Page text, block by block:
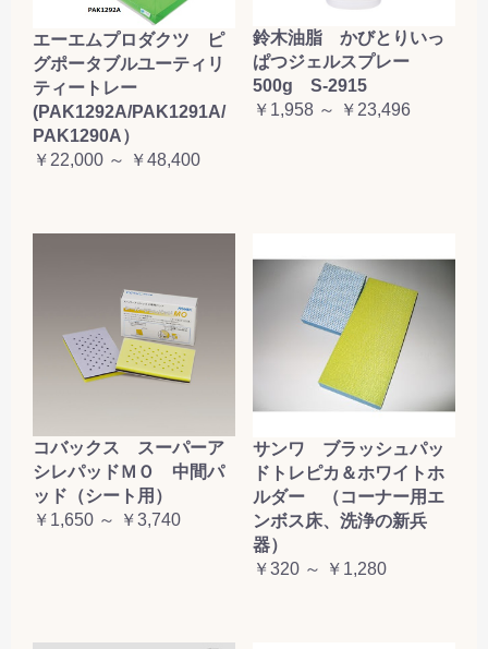
エーエムプロダクツ ピ
グポータブルユーティリ
ティートレー
(PAK1292A/PAK1291A/
PAK1290A）
￥22,000 ～ ￥48,400
鈴木油脂 かびとりいっ
ぱつジェルスプレー
500g S-2915
￥1,958 ～ ￥23,496
コバックス スーパーア
シレパッドＭＯ 中間パ
ッド（シート用）
￥1,650 ～ ￥3,740
サンワ ブラッシュパッ
ドトレピカ＆ホワイトホ
ルダー （コーナー用エ
ンボス床、洗浄の新兵
器）
￥320 ～ ￥1,280